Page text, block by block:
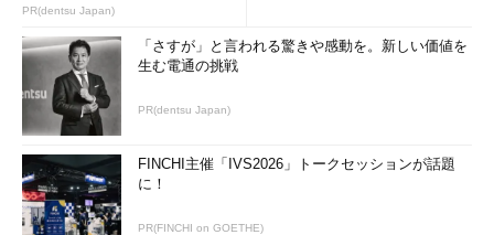
PR(dentsu Japan)
「さすが」と言われる驚きや感動を。新しい価値を
生む電通の挑戦
PR(dentsu Japan)
FINCHI主催「IVS2026」トークセッションが話題
に！
PR(FINCHI on GOETHE)